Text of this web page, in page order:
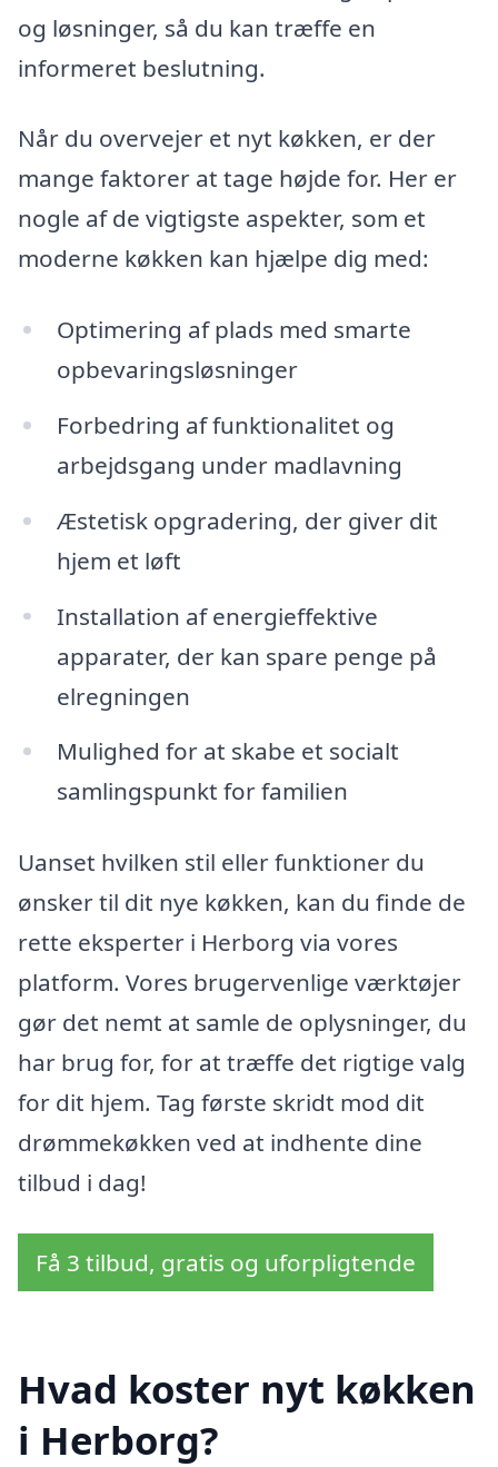
og løsninger, så du kan træffe en
informeret beslutning.
Når du overvejer et nyt køkken, er der
mange faktorer at tage højde for. Her er
nogle af de vigtigste aspekter, som et
moderne køkken kan hjælpe dig med:
Optimering af plads med smarte
opbevaringsløsninger
Forbedring af funktionalitet og
arbejdsgang under madlavning
Æstetisk opgradering, der giver dit
hjem et løft
Installation af energieffektive
apparater, der kan spare penge på
elregningen
Mulighed for at skabe et socialt
samlingspunkt for familien
Uanset hvilken stil eller funktioner du
ønsker til dit nye køkken, kan du finde de
rette eksperter i Herborg via vores
platform. Vores brugervenlige værktøjer
gør det nemt at samle de oplysninger, du
har brug for, for at træffe det rigtige valg
for dit hjem. Tag første skridt mod dit
drømmekøkken ved at indhente dine
tilbud i dag!
Få 3 tilbud, gratis og uforpligtende
Hvad koster nyt køkken
i Herborg?